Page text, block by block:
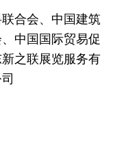
合会、 中国建筑
中国国际贸易促
之联展览服务有